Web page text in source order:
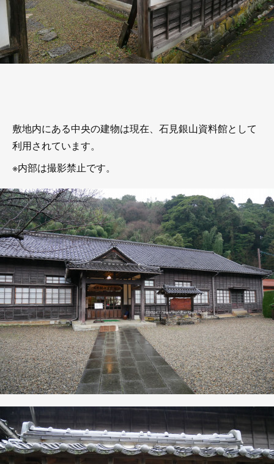
敷地内にある中央の建物は現在、石見銀山資料館として
利用されています。
※内部は撮影禁止です。